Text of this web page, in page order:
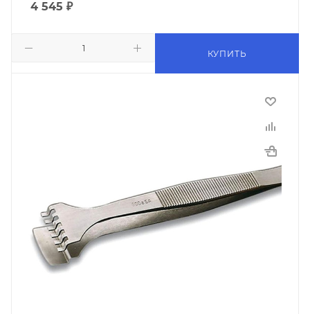
4 545 ₽
КУПИТЬ